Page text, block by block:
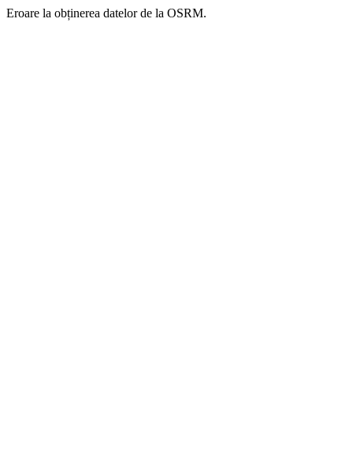
Eroare la obținerea datelor de la OSRM.